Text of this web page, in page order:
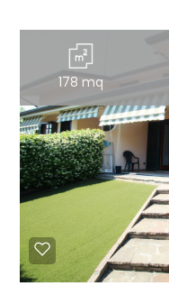
178 mq
AFFITTO
ACQUISIZIONE
LAVORA
CON
Affitto
Scegli
dove
cercare
Monza e Brianza
Lazzate